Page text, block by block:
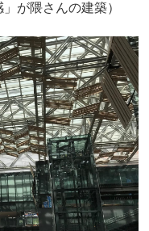
が隈さんの建築）